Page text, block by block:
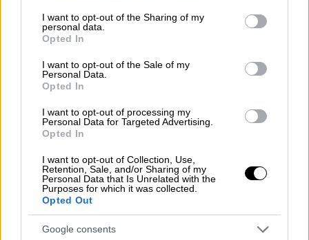
not limited to your visit or usage behaviour. You may click to
grant or deny consent to Google and its third-party tags to
use your data for below specified purposes in below Google
consent section.
I want to opt-out of the Sharing of my
personal data.
Opted In
I want to opt-out of the Sale of my
Personal Data.
Opted In
I want to opt-out of processing my
Personal Data for Targeted Advertising.
Opted In
I want to opt-out of Collection, Use,
Retention, Sale, and/or Sharing of my
Personal Data that Is Unrelated with the
Purposes for which it was collected.
Opted Out
Google consents
Ελλάδα|20.08.2019 23:21
Από τη Στυλίδα καταγόταν ο φρουρός
που αυτοκτόνησε στις φυλακές
Κορυδαλλού
Ο αυτόχειρας μετέβη στην υπηρεσία του, αν
και βρισκόταν ακόμη σε άδεια και
χρησιμοποίησε το όπλο του για να βάλει
τέλος στη ζωή του